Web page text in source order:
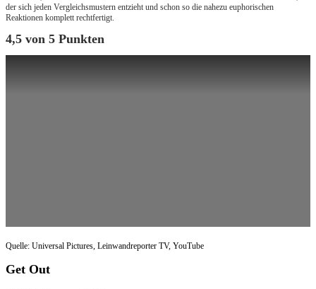
der sich jeden Vergleichsmustern entzieht und schon so die nahezu euphorischen
Reaktionen komplett rechtfertigt.
4,5 von 5 Punkten
Quelle: Universal Pictures, Leinwandreporter TV, YouTube
Get Out